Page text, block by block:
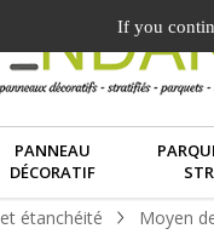
PANNEAU
DÉCORATIF
étanchéité Moyen
If you